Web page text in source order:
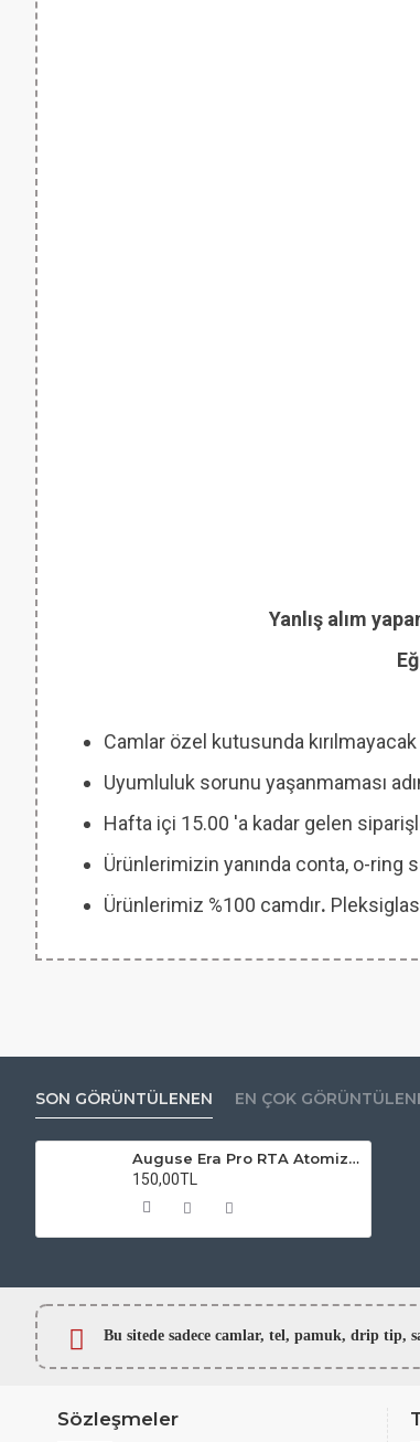
Yanlış alım
Camlar özel kutusunda
Uyumluluk sorunu yaşanmaması
Hafta içi 15.00 'a kadar gelen
Ürünlerimizin yanında conta, o-ring
Ürünlerimiz %100 camdır.
SON GÖRÜNTÜLENEN EN ÇOK
Auguse Era Pro RTA Atomizer Camı
150,00TL
Bu sitede sadece camlar, tel, pamuk, drip tip,
Sözleşmeler